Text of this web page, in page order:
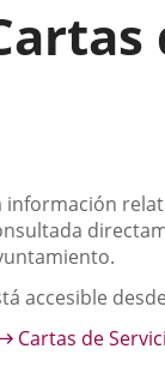
información
accesible
Cartas de